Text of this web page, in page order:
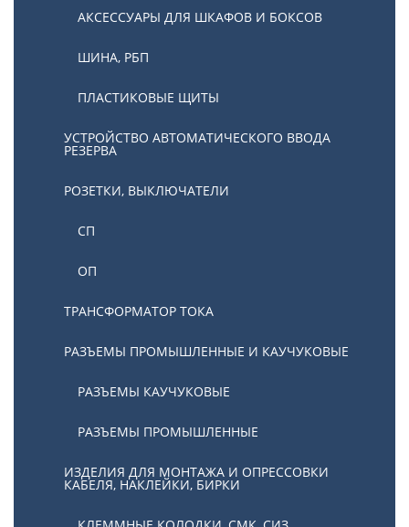
АКСЕССУАРЫ ДЛЯ ШКАФОВ И БОКСОВ
ШИНА, РБП
ПЛАСТИКОВЫЕ ЩИТЫ
УСТРОЙСТВО АВТОМАТИЧЕСКОГО ВВОДА
РЕЗЕРВА
РОЗЕТКИ, ВЫКЛЮЧАТЕЛИ
СП
ОП
ТРАНСФОРМАТОР ТОКА
РАЗЪЕМЫ ПРОМЫШЛЕННЫЕ И КАУЧУКОВЫЕ
РАЗЪЕМЫ КАУЧУКОВЫЕ
РАЗЪЕМЫ ПРОМЫШЛЕННЫЕ
ИЗДЕЛИЯ ДЛЯ МОНТАЖА И ОПРЕССОВКИ
КАБЕЛЯ, НАКЛЕЙКИ, БИРКИ